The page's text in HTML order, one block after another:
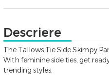
Descriere
The Tallows Tie Side Skimpy
With feminine side ties, get
trending styles.